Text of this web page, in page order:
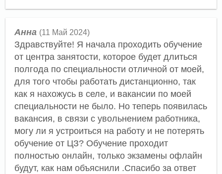
Анна (11 Май 2024)
Здравствуйте! Я начала проходить обучение
от центра занятости, которое будет длиться
полгода по специальности отличной от моей,
для того чтобы работать дистанционно, так
как я нахожусь в селе, и вакансии по моей
специальности не было. Но теперь появилась
вакансия, в связи с увольнением работника,
могу ли я устроиться на работу и не потерять
обучение от ЦЗ? Обучение проходит
полностью онлайн, только экзамены офлайн
будут, как нам объяснили .Спасибо за ответ